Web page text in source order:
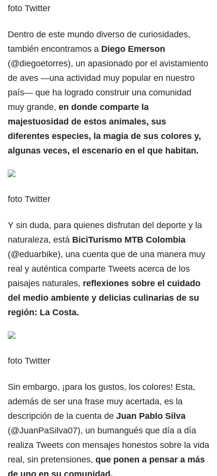
foto Twitter
Dentro de este mundo diverso de curiosidades,
también encontramos a Diego Emerson
(@diegoetorres), un apasionado por el avistamiento
de aves ―una actividad muy popular en nuestro
país― que ha logrado construir una comunidad
muy grande, en donde comparte la
majestuosidad de estos animales, sus
diferentes especies, la magia de sus colores y,
algunas veces, el escenario en el que habitan.
foto Twitter
Y sin duda, para quienes disfrutan del deporte y la
naturaleza, está BiciTurismo MTB Colombia
(@eduarbike), una cuenta que de una manera muy
real y auténtica comparte Tweets acerca de los
paisajes naturales, reflexiones sobre el cuidado
del medio ambiente y delicias culinarias de su
región: La Costa.
foto Twitter
Sin embargo, ¡para los gustos, los colores! Esta,
además de ser una frase muy acertada, es la
descripción de la cuenta de Juan Pablo Silva
(@JuanPaSilva07), un bumangués que día a día
realiza Tweets con mensajes honestos sobre la vida
real, sin pretensiones, que ponen a pensar a más
de uno en su comunidad.